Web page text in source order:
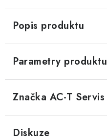
Popis produktu
Parametry produktu
Značka AC-T Servis
Diskuze